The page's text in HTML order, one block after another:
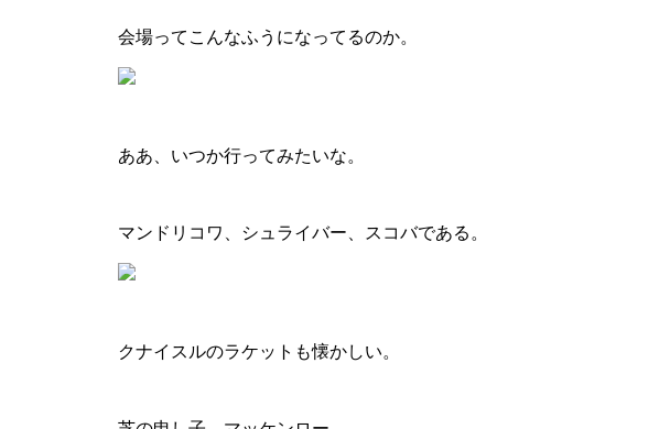
会場ってこんなふうになってるのか。
ああ、いつか行ってみたいな。
マンドリコワ、シュライバー、スコバである。
クナイスルのラケットも懐かしい。